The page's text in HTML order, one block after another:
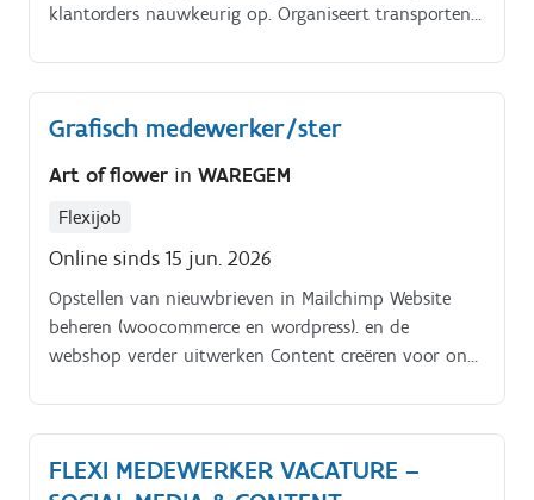
klantorders nauwkeurig op. Organiseert transporten
Grafisch medewerker/ster
Art of flower in WAREGEM
Flexijob
Online sinds 15 jun. 2026
Opstellen van nieuwbrieven in Mailchimp Website
beheren (woocommerce en wordpress). en de
webshop verder uitwerken Content creëren voor onze
Goed voorkomen om zelf ook op de voorgrond te
treden.
FLEXI MEDEWERKER VACATURE –